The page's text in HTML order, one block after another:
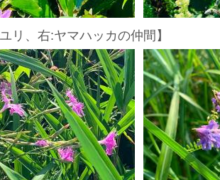
リ、右:ヤマハッカの仲間】